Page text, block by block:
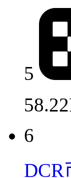
5
6
DCR